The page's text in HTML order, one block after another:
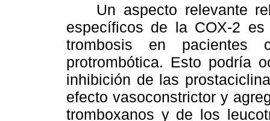
Un aspecto relevante
específicos de la COX-2
trombosis en pacientes
protrombótica. Esto podría
inhibición de las
efecto vasoconstrictor y
tromboxanos y de los